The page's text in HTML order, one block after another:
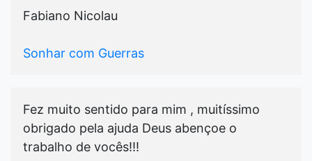
Fabiano Nicolau
Sonhar com Guerras
Fez muito sentido para mim , muitíssimo
obrigado pela ajuda Deus abençoe o
trabalho de vocês!!!